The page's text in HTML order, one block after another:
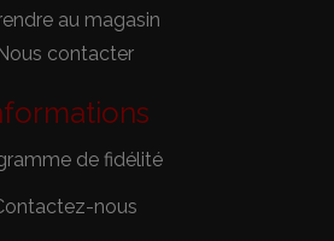
au magasin
contacter
de fidélité
nous